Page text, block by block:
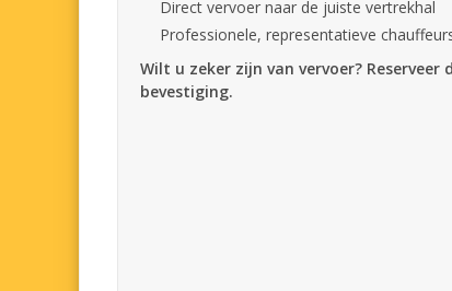
Direct vervoer naar de juiste vertrekhal
Professionele, representatieve
Wilt u zeker zijn van vervoer?
bevestiging.